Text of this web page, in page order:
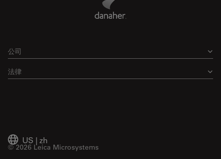
公司
法律
US | zh
© 2026 Leica Microsystems